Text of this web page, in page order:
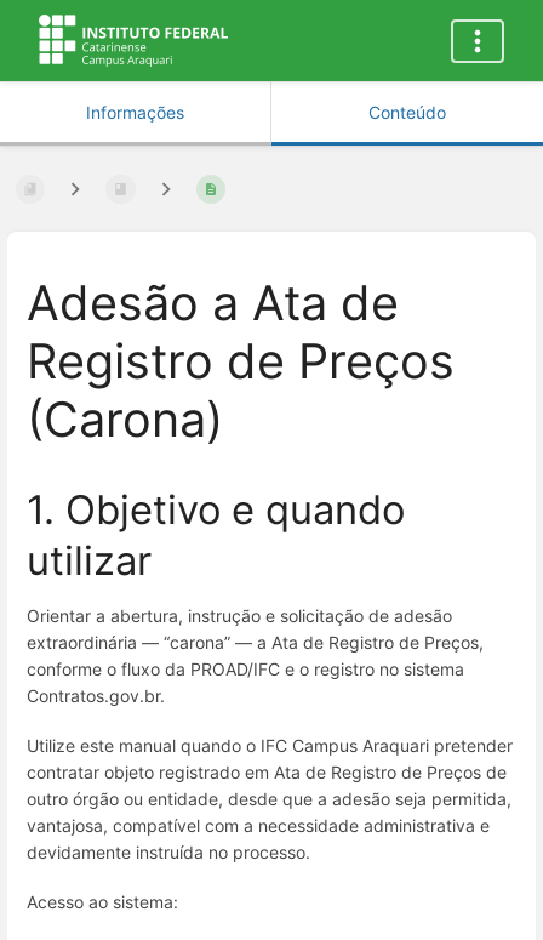
Informações Conteúdo
Adesão a Ata de
Registro de Preços
(Carona)
1. Objetivo e quando
utilizar
Orientar a abertura, instrução e solicitação de adesão
extraordinária — “carona” — a Ata de Registro de Preços,
conforme o fluxo da PROAD/IFC e o registro no sistema
Contratos.gov.br.
Utilize este manual quando o IFC Campus Araquari pretender
contratar objeto registrado em Ata de Registro de Preços de
outro órgão ou entidade, desde que a adesão seja permitida,
vantajosa, compatível com a necessidade administrativa e
devidamente instruída no processo.
Acesso ao sistema: